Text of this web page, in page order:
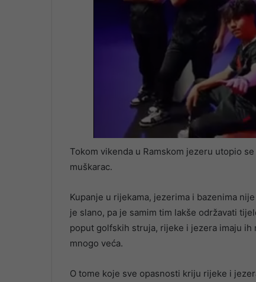
Tokom vikenda u Ramskom jezeru utopio
muškarac.
Kupanje u rijekama, jezerima i bazenima
je slano, pa je samim tim lakše održavati
poput golfskih struja, rijeke i jezera imaju
mnogo veća.
O tome koje sve opasnosti kriju rijeke i